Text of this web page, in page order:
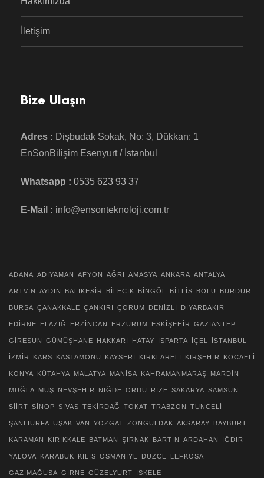
İletişim
Bize Ulaşın
Adres : Dişbudak Sokak, No: 3, Dükkan: 1
EnSonBilişim Esenyurt / İstanbul
Whatsapp : 0535 623 93 37
E-Mail : info@ensonteknoloji.com.tr
ADANA ADIYAMAN AFYON AĞRI AMASYA ANKARA ANTALYA
ARTVİN AYDIN BALIKESİR BİLECİK BİNGÖL BİTLİS BOLU BURDUR
BURSA ÇANAKKALE ÇANKIRI ÇORUM DENİZLİ DİYARBAKIR
EDİRNE ELAZIĞ ERZİNCAN ERZURUM ESKİŞEHİR GAZİANTEP
GİRESUN GÜMÜŞHANE HAKKARİ HATAY ISPARTA İÇEL İSTANBUL
İZMİR KARS KASTAMONU KAYSERİ KIRKLARELİ KIRŞEHİR KOCAELİ
KONYA KÜTAHYA MALATYA MANİSA KAHRAMANMARAŞ MARDİN
MUĞLA MUŞ NEVŞEHİR NİĞDE ORDU RİZE SAKARYA SAMSUN
SİİRT SİNOP SİVAS TEKİRDAĞ TOKAT TRABZON TUNCELİ
ŞANLIURFA UŞAK VAN YOZGAT ZONGULDAK AKSARAY BAYBURT
KARAMAN KIRIKKALE BATMAN ŞIRNAK BARTIN ARDAHAN IĞDIR
YALOVA KARABÜK KİLİS OSMANİYE DÜZCE LEFKOŞA
GAZİMAĞUSA GIRNE GÜZELYURT İSKELE